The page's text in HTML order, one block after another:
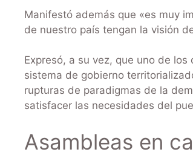
Manifestó además que «es muy
de nuestro país tengan la visión
Expresó, a su vez, que uno de
sistema de gobierno
rupturas de paradigmas de la
satisfacer las necesidades del
Asambleas en